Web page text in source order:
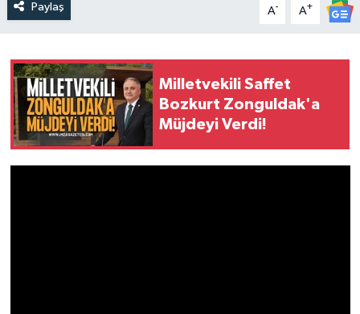
Paylaş A- A+
Milletvekili Saffet
Bozkurt Zonguldak'a
Müjdeyi Verdi!